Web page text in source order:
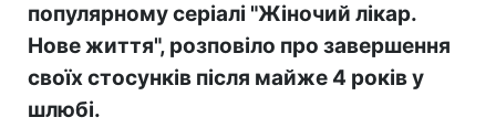
популярному серіалі "Жіночий лікар.
Нове життя", розповіло про завершення
своїх стосунків після майже 4 років у
шлюбі.